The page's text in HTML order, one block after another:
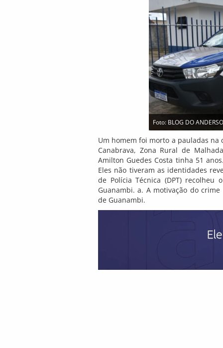
Foto: BLOG DO
Um homem foi morto a pauladas na
Canabrava, Zona Rural de
Amilton Guedes Costa tinha 51
Eles não tiveram as identidades
de Polícia Técnica (DPT)
Guanambi. a. A motivação do
de Guanambi.